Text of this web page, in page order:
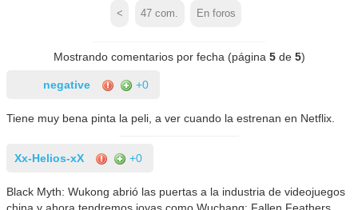
< 47 com. En foros
Mostrando comentarios por fecha (página 5de 5)
negative +0
Tiene muy bena pinta la peli, a ver cuando la estrenan en Netflix.
Xx-Helios-xX +0
Black Myth: Wukong abrió las puertas a la industria de videojuegos
china y ahora tendremos joyas como Wuchang: Fallen Feathers,